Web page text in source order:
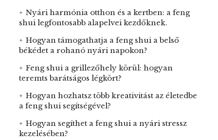
Nyári harmónia otthon és a kertben: a feng
shui legfontosabb alapelvei kezdőknek.
Hogyan támogathatja a feng shui a belső
békédet a rohanó nyári napokon?
Feng shui a grillezőhely körül: hogyan
teremts barátságos légkört?
Hogyan hozhatsz több kreativitást az életedbe
a feng shui segítségével?
Hogyan segíthet a feng shui a nyári stressz
kezelésében?